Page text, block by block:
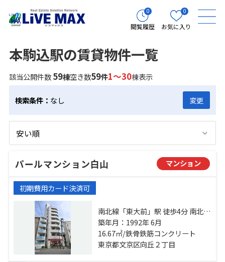
0
閲覧履歴
0
お気に入り
本駒込駅の賃貸物件一覧
該当公開件数59棟空き数59件1～30棟表示
検索条件： なし 変更
パールマンション白山 マンション
初期費用カード決済可
南北線「東大前」駅 徒歩4分 南北線
「本駒込」駅 徒歩6分 都営三田線
「白山」駅 徒歩8分
築年月：1992年 6月
16.67㎡/鉄骨鉄筋コンクリート
東京都文京区向丘２丁目